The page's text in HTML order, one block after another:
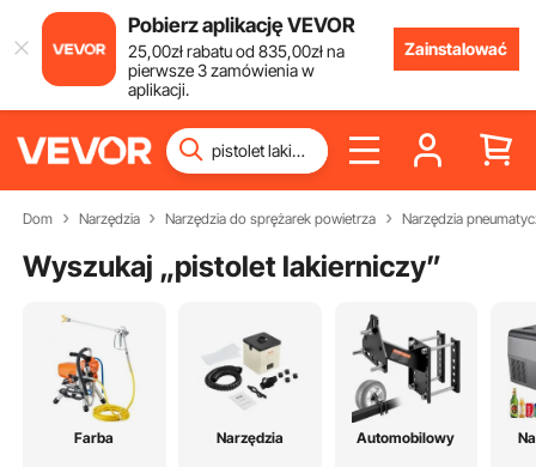
Pobierz aplikację VEVOR
25,00złrabatu od835,00złna
pierwsze 3 zamówienia w
aplikacji.
Zainstalować
Dom Narzędzia Narzędzia do sprężarek powietrza Narzędzia
Wyszukaj „pistolet lakierniczy”
Farba Narzędzia Automobilowy